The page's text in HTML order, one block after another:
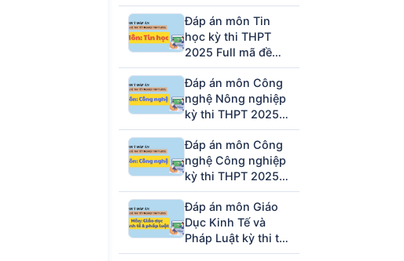
Đáp án môn Tin
học kỳ thi THPT
2025 Full mã đề
(tham khảo)
Đáp án môn Công
nghệ Nông nghiệp
kỳ thi THPT 2025
full mã đề (tham
khảo)
Đáp án môn Công
nghệ Công nghiệp
kỳ thi THPT 2025
full mã đề (tham
khảo)
Đáp án môn Giáo
Dục Kinh Tế và
Pháp Luật kỳ thi tốt
nghiệp THPT 2025